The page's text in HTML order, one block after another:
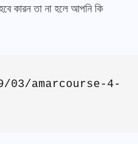
তা না হলে আপনি কি
03/amarcourse-4-